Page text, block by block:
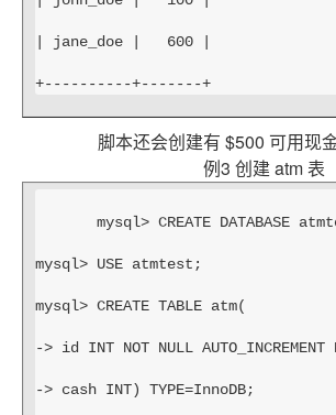
| jane_doe |   600 |
+----------+-------+
脚本还会创建有 $500 可用现
例3 创建 atm 表
mysql> CREATE DATABASE
mysql> USE atmtest;
mysql> CREATE TABLE atm(
-> id INT NOT NULL AUTO_INCREMENT
-> cash INT) TYPE=InnoDB;